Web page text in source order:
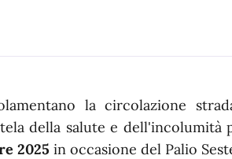
la circolazione
della salute e dell'incolumità
2025 in occasione del Palio